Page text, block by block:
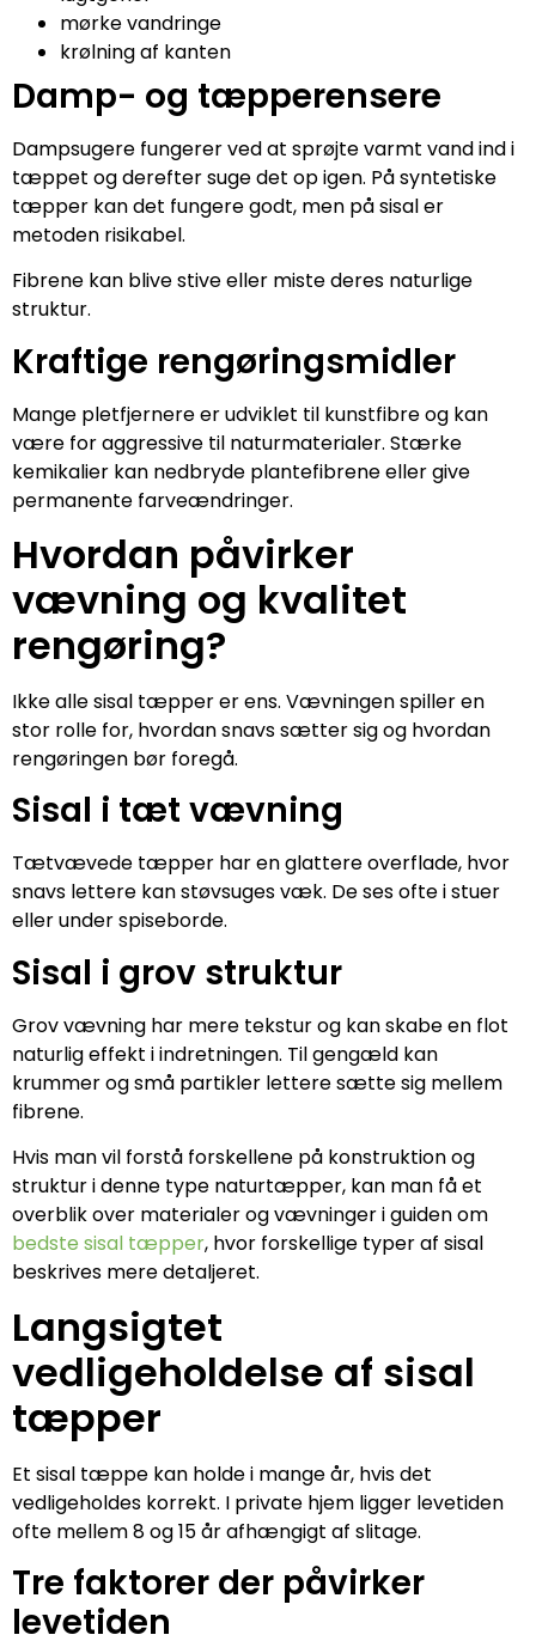
mørke vandringe
krølning af kanten
Damp- og tæpperensere
Dampsugere fungerer ved at sprøjte varmt vand ind i
tæppet og derefter suge det op igen. På syntetiske
tæpper kan det fungere godt, men på sisal er
metoden risikabel.
Fibrene kan blive stive eller miste deres naturlige
struktur.
Kraftige rengøringsmidler
Mange pletfjernere er udviklet til kunstfibre og kan
være for aggressive til naturmaterialer. Stærke
kemikalier kan nedbryde plantefibrene eller give
permanente farveændringer.
Hvordan påvirker
vævning og kvalitet
rengøring?
Ikke alle sisal tæpper er ens. Vævningen spiller en
stor rolle for, hvordan snavs sætter sig og hvordan
rengøringen bør foregå.
Sisal i tæt vævning
Tætvævede tæpper har en glattere overflade, hvor
snavs lettere kan støvsuges væk. De ses ofte i stuer
eller under spiseborde.
Sisal i grov struktur
Grov vævning har mere tekstur og kan skabe en flot
naturlig effekt i indretningen. Til gengæld kan
krummer og små partikler lettere sætte sig mellem
fibrene.
Hvis man vil forstå forskellene på konstruktion og
struktur i denne type naturtæpper, kan man få et
overblik over materialer og vævninger i guiden om
bedste sisal tæpper, hvor forskellige typer af sisal
beskrives mere detaljeret.
Langsigtet
vedligeholdelse af sisal
tæpper
Et sisal tæppe kan holde i mange år, hvis det
vedligeholdes korrekt. I private hjem ligger levetiden
ofte mellem 8 og 15 år afhængigt af slitage.
Tre faktorer der påvirker
levetiden